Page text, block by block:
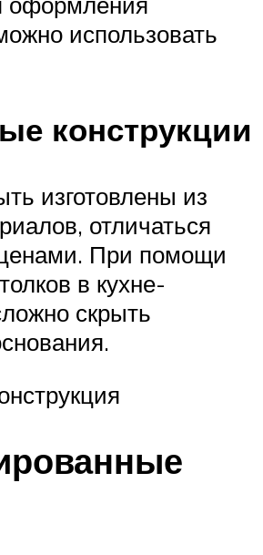
использовать
конструкции
изготовлены из
отличаться
При помощи
в кухне-
скрыть